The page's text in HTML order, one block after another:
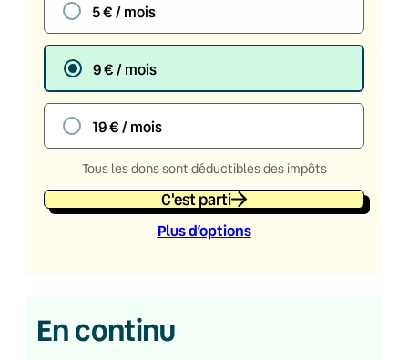
5 € / mois
9 € / mois
19 € / mois
Tous les dons sont déductibles des impôts
C'est parti
Plus d’options
En continu